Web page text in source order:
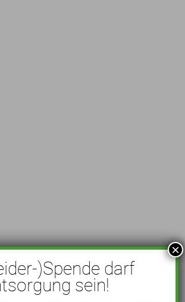
)Spende darf
sein!
×